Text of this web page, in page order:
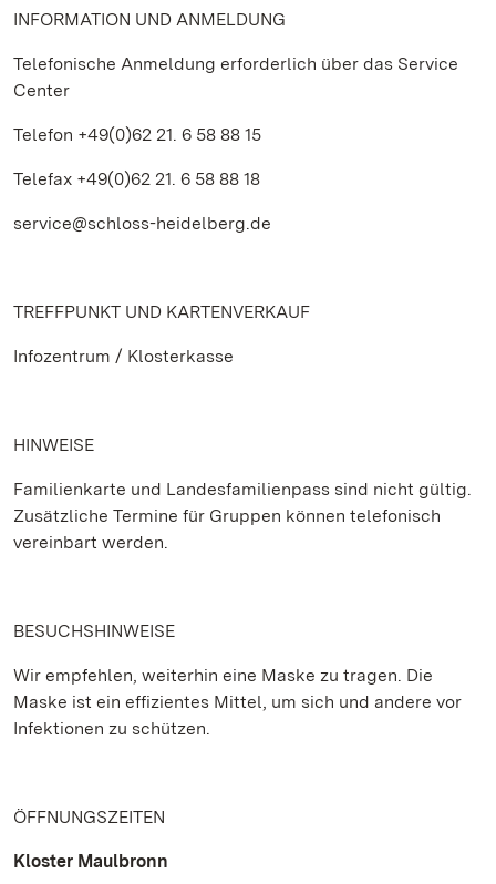
INFORMATION UND ANMELDUNG
Telefonische Anmeldung erforderlich über das Service
Center
Telefon +49(0)62 21. 6 58 88 15
Telefax +49(0)62 21. 6 58 88 18
service@schloss-heidelberg.de
TREFFPUNKT UND KARTENVERKAUF
Infozentrum / Klosterkasse
HINWEISE
Familienkarte und Landesfamilienpass sind nicht gültig.
Zusätzliche Termine für Gruppen können telefonisch
vereinbart werden.
BESUCHSHINWEISE
Wir empfehlen, weiterhin eine Maske zu tragen. Die
Maske ist ein effizientes Mittel, um sich und andere vor
Infektionen zu schützen.
ÖFFNUNGSZEITEN
Kloster Maulbronn